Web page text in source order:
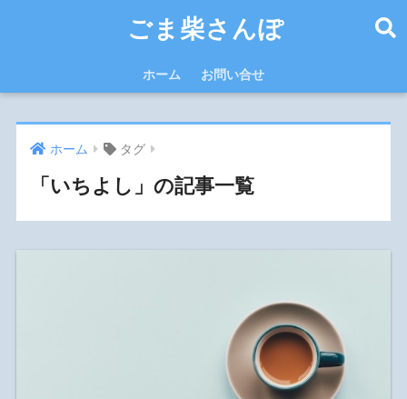
ごま柴さんぽ
ホーム お問い合せ
ホーム タグ
「いちよし」の記事一覧